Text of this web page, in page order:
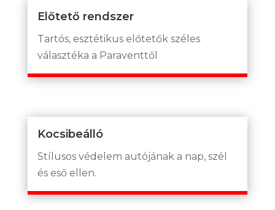
Előtető rendszer
Tartós, esztétikus előtetők széles
választéka a Paraventtől
Kocsibeálló
Stílusos védelem autójának a nap, szél
és eső ellen.